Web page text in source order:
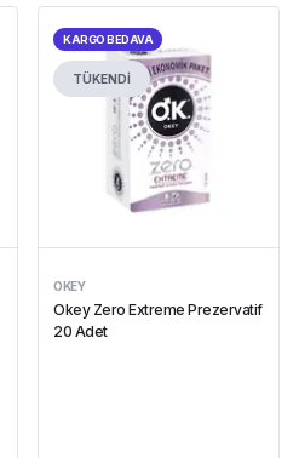
KARGO BEDAVA
TÜKENDİ
OKEY
Okey Zero Extreme Prezervatif
20 Adet